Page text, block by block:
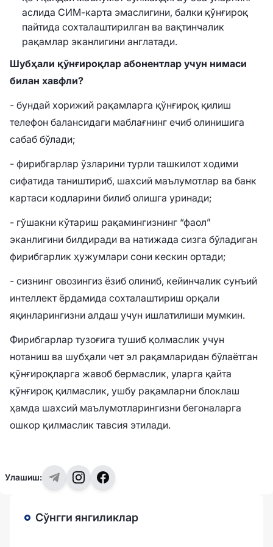
аслида СИМ-карта эмаслигини, балки қўнғироқ
пайтида сохталаштирилган ва вақтинчалик
рақамлар эканлигини англатади.
Шубҳали қўнғироқлар абонентлар учун нимаси
билан хавфли?
- бундай хорижий рақамларга қўнғироқ қилиш
телефон балансидаги маблағнинг ечиб олинишига
сабаб бўлади;
- фирибгарлар ўзларини турли ташкилот ходими
сифатида таништириб, шахсий маълумотлар ва банк
картаси кодларини билиб олишга уринади;
- гўшакни кўтариш рақамингизнинг “фаол”
эканлигини билдиради ва натижада сизга бўладиган
фирибгарлик ҳужумлари сони кескин ортади;
- сизнинг овозингиз ёзиб олиниб, кейинчалик сунъий
интеллект ёрдамида сохталаштириш орқали
яқинларингизни алдаш учун ишлатилиши мумкин.
Фирибгарлар тузоғига тушиб қолмаслик учун
нотаниш ва шубҳали чет эл рақамларидан бўлаётган
қўнғироқларга жавоб бермаслик, уларга қайта
қўнғироқ қилмаслик, ушбу рақамларни блоклаш
ҳамда шахсий маълумотларингизни бегоналарга
ошкор қилмаслик тавсия этилади.
Улашиш:
Сўнгги янгиликлар